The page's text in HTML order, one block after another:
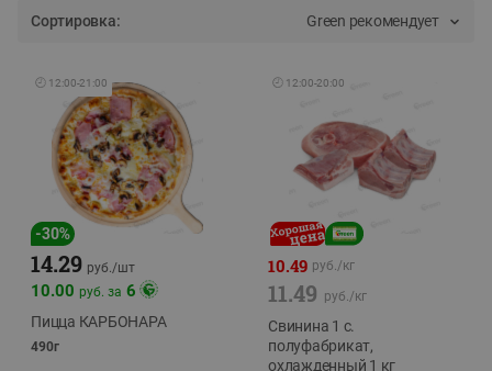
Сортировка: Green рекомендует
🕘 12:00-21:00
-30%
14.29 руб./шт
10.00 руб. за 6
Пицца КАРБОНАРА
490г
🕘 12:00-20:00
10.49 руб./кг
11.49 руб./кг
Свинина 1 с.
полуфабрикат,
охлажденный 1 кг